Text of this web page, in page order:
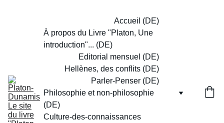
Accueil (DE)
À propos du Livre "Platon, Une
introduction"... (DE)
Editorial mensuel (DE)
Hellènes, des conflits (DE)
Parler-Penser (DE)
Philosophie et non-philosophie
(DE)
Culture-des-connaissances